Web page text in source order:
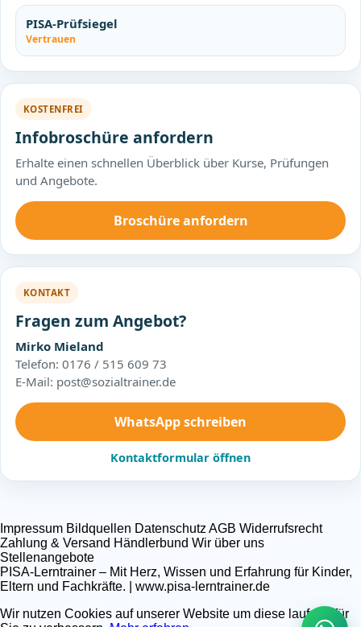
PISA-Prüfsiegel
Vertrauen
KOSTENFREI
Infobroschüre anfordern
Erhalte einen schnellen Überblick über Kurse, Prüfungen
und Angebote.
Broschüre anfordern
KONTAKT
Fragen zum Angebot?
Mirko Mieland
Telefon: 0176 / 515 609 73
E-Mail: post@sozialtrainer.de
WhatsApp schreiben
Kontaktformular öffnen
Impressum Bildquellen Datenschutz AGB Widerrufsrecht
Zahlung & Versand Händlerbund Wir über uns
Stellenangebote
PISA-Lerntrainer – Mit Herz, Wissen und Erfahrung für Kinder,
Eltern und Fachkräfte. | www.pisa-lerntrainer.de
Wir nutzen Cookies auf unserer Website um diese laufend für